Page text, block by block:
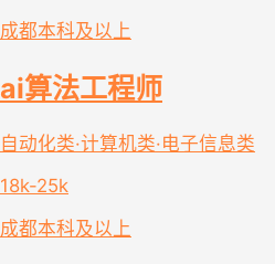
成都本科及以上
ai算法工程师
自动化类·计算机类·电子信息类
18k-25k
成都本科及以上